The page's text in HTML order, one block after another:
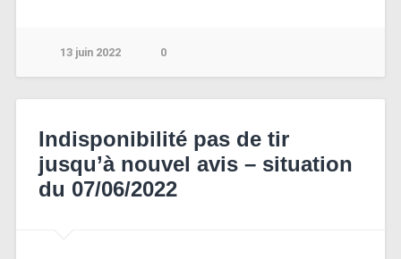
13 juin 2022 0
Indisponibilité pas de tir
jusqu’à nouvel avis – situation
du 07/06/2022